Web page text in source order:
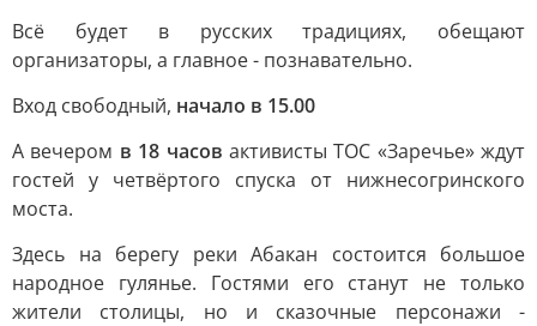
Всё будет в русских традициях, обещают
организаторы, а главное - познавательно.
Вход свободный, начало в 15.00
А вечером в 18 часов активисты ТОС «Заречье» ждут
гостей у четвёртого спуска от нижнесогринского
моста.
Здесь на берегу реки Абакан состоится большое
народное гулянье. Гостями его станут не только
жители столицы, но и сказочные персонажи -